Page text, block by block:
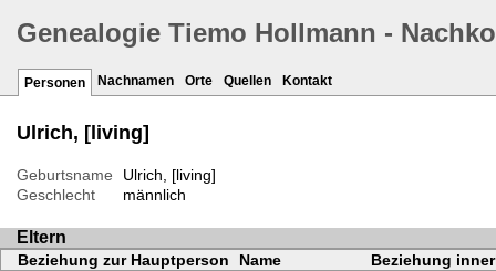
Genealogie Tiemo Hollmann -
Personen Nachnamen Orte Quellen Kontakt
Ulrich, [living]
Geburtsname
Ulrich, [living]
Geschlecht
männlich
Eltern
Beziehung zur Hauptperson Name
Beziehung